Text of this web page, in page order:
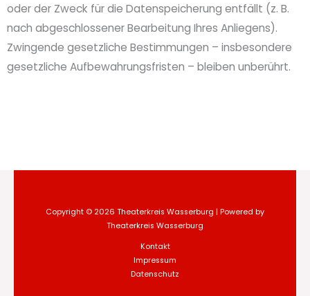
oder der Zweck für die Datenspeicherung entfällt (z. B.
nach abgeschlossener Bearbeitung Ihres Anliegens).
Zwingende gesetzliche Bestimmungen – insbesondere
gesetzliche Aufbewahrungsfristen – bleiben unberührt.
Copyright © 2026 Theaterkreis Wasserburg | Powered by
Theaterkreis Wasserburg
Kontakt
Impressum
Datenschutz